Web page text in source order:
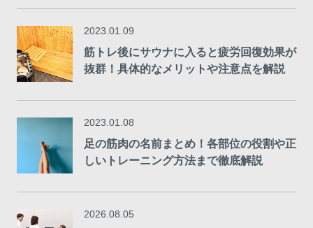
2023.01.09
筋トレ後にサウナに入ると疲労回復効果が
抜群！具体的なメリットや注意点を解説
2023.01.08
足の筋肉の名前まとめ！各部位の役割や正
しいトレーニング方法まで徹底解説
2026.08.05